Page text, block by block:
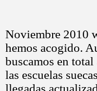
Noviembre 2010
hemos acogido.
buscamos en
las escuelas
llegadas